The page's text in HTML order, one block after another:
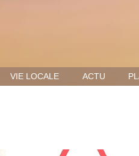
VIE LOCALE ACTU